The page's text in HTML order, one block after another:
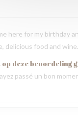
here for my birthday
delicious food and
deze beoordeling
passé un bon